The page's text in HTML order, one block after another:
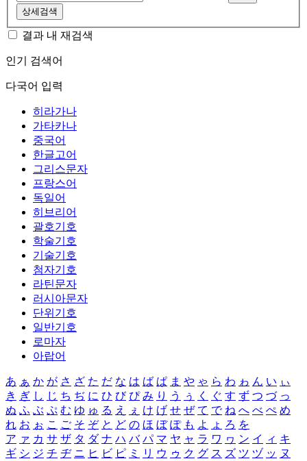
상세검색
결과 내 재검색
인기 검색어
다국어 입력
히라가나
가타카나
중국어
한글고어
그리스문자
프랑스어
독일어
히브리어
괄호기호
학술기호
기술기호
첨자기호
라틴문자
러시아문자
단위기호
일반기호
로마자
아랍어
あ ぁ か が さ ざ た だ な は ば ぱ ま や ゃ ら わ ゎ ん い ぃ
き ぎ し じ ち ぢ に ひ び ぴ み り う ぅ く ぐ す ず つ づ っ
ぬ ふ ぶ ぷ む ゆ ゅ る え ぇ け げ せ ぜ て で ね へ べ ぺ め
れ お ぉ こ ご そ ぞ と ど の ほ ぼ ぽ も よ ょ ろ を
ア ァ カ サ ザ タ ダ ナ ハ バ パ マ ヤ ャ ラ ワ ヮ ン イ ィ キ
ギ シ ジ チ ヂ ニ ヒ ビ ピ ミ リ ウ ゥ ク グ ス ズ ツ ヅ ッ ヌ